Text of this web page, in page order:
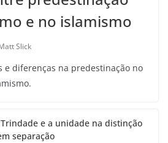
e no islamismo
Slick
e diferenças na predestinação no
e a unidade na distinção
separação